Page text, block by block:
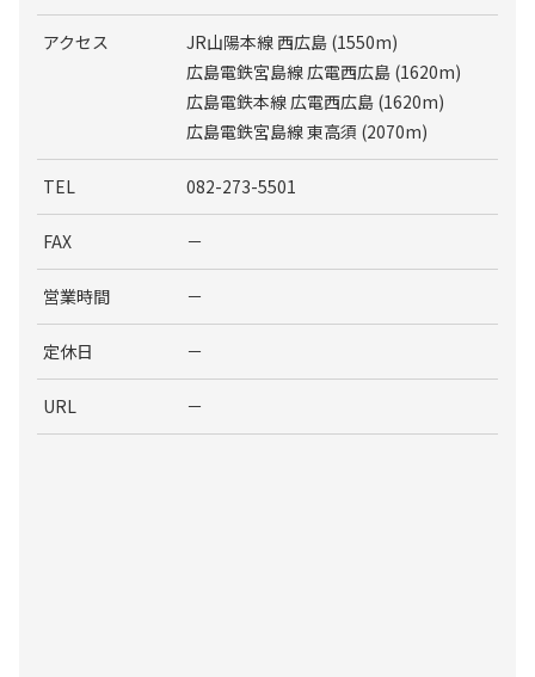
アクセス
JR山陽本線 西広島 (1550m)
広島電鉄宮島線 広電西広島 (1620m)
広島電鉄本線 広電西広島 (1620m)
広島電鉄宮島線 東高須 (2070m)
TEL 082-273-5501
FAX －
営業時間 －
定休日 －
URL －